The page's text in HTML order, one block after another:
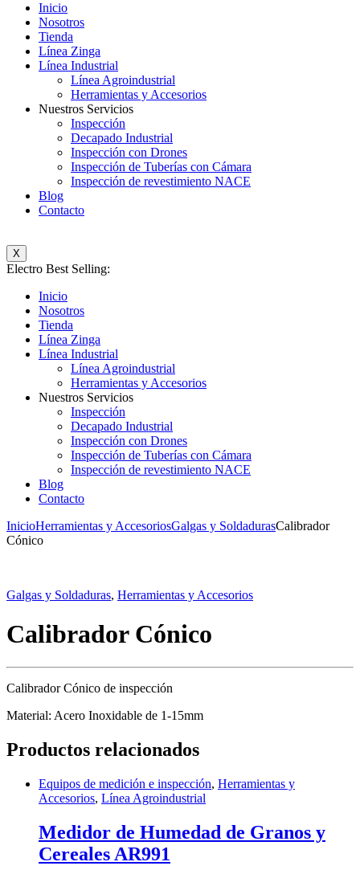
Inicio
Nosotros
Tienda
Línea Zinga
Línea Industrial
Línea Agroindustrial
Herramientas y Accesorios
Nuestros Servicios
Inspección
Decapado Industrial
Inspección con Drones
Inspección de Tuberías con Cámara
Inspección de revestimiento NACE
Blog
Contacto
X
Electro Best Selling:
Inicio
Nosotros
Tienda
Línea Zinga
Línea Industrial
Línea Agroindustrial
Herramientas y Accesorios
Nuestros Servicios
Inspección
Decapado Industrial
Inspección con Drones
Inspección de Tuberías con Cámara
Inspección de revestimiento NACE
Blog
Contacto
InicioHerramientas y AccesoriosGalgas y SoldadurasCalibrador
Cónico
Galgas y Soldaduras, Herramientas y Accesorios
Calibrador Cónico
Calibrador Cónico de inspección
Material: Acero Inoxidable de 1-15mm
Productos relacionados
Equipos de medición e inspección, Herramientas y
Accesorios, Línea Agroindustrial
Medidor de Humedad de Granos y
Cereales AR991